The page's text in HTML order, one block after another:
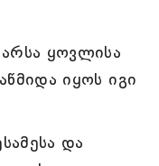
ყოვლისა
იყოს იგი
და